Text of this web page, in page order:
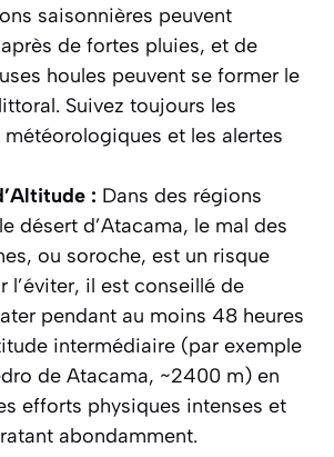
saisonnières peuvent
de fortes pluies, et de
houles peuvent se former le
Suivez toujours les
météorologiques et les alertes
: Dans des régions
désert d’Atacama, le mal des
ou soroche, est un risque
l’éviter, il est conseillé de
pendant au moins 48 heures
intermédiaire (par exemple
de Atacama, ~2400 m) en
efforts physiques intenses et
abondamment.